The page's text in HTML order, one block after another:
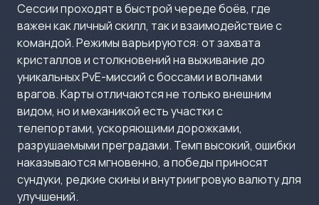
Сессии проходят в быстрой череде боёв, где
важен как личный скилл, так и взаимодействие с
командой. Режимы варьируются: от захвата
кристаллов и столкновений на выживание до
уникальных PvE-миссий с боссами и волнами
врагов. Карты отличаются не только внешним
видом, но и механикой есть участки с
телепортами, ускоряющими дорожками,
разрушаемыми преградами. Темп высокий, ошибки
наказываются мгновенно, а победы приносят
сундуки, редкие скины и внутриигровую валюту для
улучшений.